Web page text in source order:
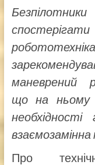
маневрений
що на ньому
взаємозамінна
Про